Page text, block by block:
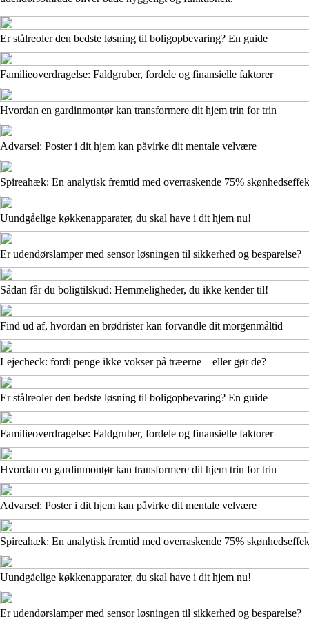
Er stålreoler den bedste løsning til boligopbevaring? En guide
Familieoverdragelse: Faldgruber, fordele og finansielle faktorer
Hvordan en gardinmontør kan transformere dit hjem trin for trin
Advarsel: Poster i dit hjem kan påvirke dit mentale velvære
Spireahæk: En analytisk fremtid med overraskende 75%
Uundgåelige køkkenapparater, du skal have i dit hjem nu!
Er udendørslamper med sensor løsningen til sikkerhed og besparelse?
Sådan får du boligtilskud: Hemmeligheder, du ikke kender til!
Find ud af, hvordan en brødrister kan forvandle dit morgenmåltid
Lejecheck: fordi penge ikke vokser på træerne – eller gør de?
Er stålreoler den bedste løsning til boligopbevaring? En guide
Familieoverdragelse: Faldgruber, fordele og finansielle faktorer
Hvordan en gardinmontør kan transformere dit hjem trin for trin
Advarsel: Poster i dit hjem kan påvirke dit mentale velvære
Spireahæk: En analytisk fremtid med overraskende 75%
Uundgåelige køkkenapparater, du skal have i dit hjem nu!
Er udendørslamper med sensor løsningen til sikkerhed og besparelse?